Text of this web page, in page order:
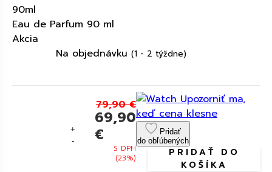
90ml
Eau de Parfum 90 ml
Akcia
Na objednávku (1 - 2 týždne)
+
-
79,90 €
69,90
€
S DPH
(23%)
Upozorniť ma,
keď cena klesne
Pridať
do obľúbených
PRIDAŤ DO
KOŠÍKA